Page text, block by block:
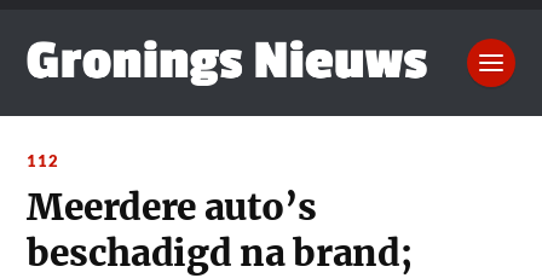
112
Meerdere auto’s
beschadigd na brand;